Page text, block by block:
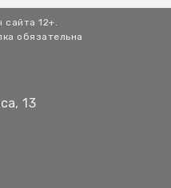
12+.
обязательна
13